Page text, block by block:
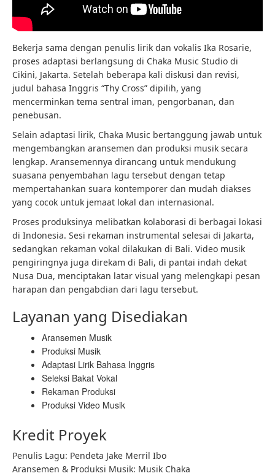
Bekerja sama dengan penulis lirik dan vokalis Ika Rosarie,
proses adaptasi berlangsung di Chaka Music Studio di
Cikini, Jakarta. Setelah beberapa kali diskusi dan revisi,
judul bahasa Inggris “Thy Cross” dipilih, yang
mencerminkan tema sentral iman, pengorbanan, dan
penebusan.
Selain adaptasi lirik, Chaka Music bertanggung jawab untuk
mengembangkan aransemen dan produksi musik secara
lengkap. Aransemennya dirancang untuk mendukung
suasana penyembahan lagu tersebut dengan tetap
mempertahankan suara kontemporer dan mudah diakses
yang cocok untuk jemaat lokal dan internasional.
Proses produksinya melibatkan kolaborasi di berbagai lokasi
di Indonesia. Sesi rekaman instrumental selesai di Jakarta,
sedangkan rekaman vokal dilakukan di Bali. Video musik
pengiringnya juga direkam di Bali, di pantai indah dekat
Nusa Dua, menciptakan latar visual yang melengkapi pesan
harapan dan pengabdian dari lagu tersebut.
Layanan yang Disediakan
Aransemen Musik
Produksi Musik
Adaptasi Lirik Bahasa Inggris
Seleksi Bakat Vokal
Rekaman Produksi
Produksi Video Musik
Kredit Proyek
Penulis Lagu: Pendeta Jake Merril Ibo
Aransemen & Produksi Musik: Musik Chaka